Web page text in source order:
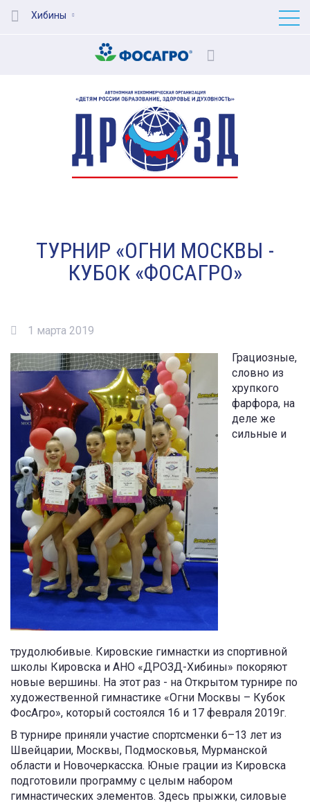
Хибины
ТУРНИР «ОГНИ МОСКВЫ -
КУБОК «ФОСАГРО»
1 марта 2019
Грациозные,
словно из
хрупкого
фарфора, на
деле же
сильные и
трудолюбивые. Кировские гимнастки из спортивной
школы Кировска и АНО «ДРОЗД-Хибины» покоряют
новые вершины. На этот раз - на Открытом турнире по
художественной гимнастике «Огни Москвы – Кубок
ФосАгро», который состоялся 16 и 17 февраля 2019г.
В турнире приняли участие спортсменки 6–13 лет из
Швейцарии, Москвы, Подмосковья, Мурманской
области и Новочеркасска. Юные грации из Кировска
подготовили программу с целым набором
гимнастических элементов. Здесь прыжки, силовые